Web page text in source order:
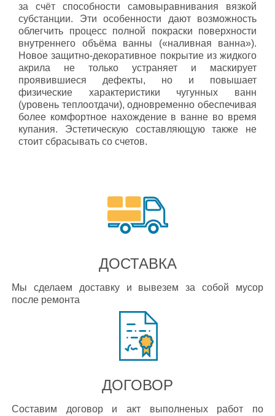
за счёт способности самовыравнивания вязкой
субстанции. Эти особенности дают возможность
облегчить процесс полной покраски поверхности
внутреннего объёма ванны («наливная ванна»).
Новое защитно-декоративное покрытие из жидкого
акрила не только устраняет и маскирует
проявившиеся дефекты, но и повышает
физические характеристики чугунных ванн
(уровень теплоотдачи), одновременно обеспечивая
более комфортное нахождение в ванне во время
купания. Эстетическую составляющую также не
стоит сбрасывать со счетов.
ДОСТАВКА
Мы сделаем доставку и вывезем за собой мусор
после ремонта
ДОГОВОР
Составим договор и акт выполненых работ по